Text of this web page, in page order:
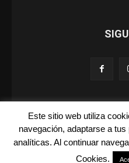
El Faro de Hellín 2025
Galerías Cartas La Foto de
Publicidad
Este sitio web utiliza
navegación, adaptarse a
analíticas. Al continuar
Cookies.